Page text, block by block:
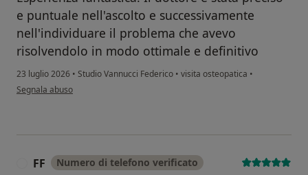
e puntuale nell'ascolto e successivamente
nell'individuare il problema che avevo
risolvendolo in modo ottimale e definitivo
23 luglio 2026 • Studio Vannucci Federico • visita osteopatica •
secondo l'opinione dell'utente Alfonso
Segnala abuso
FF Numero di telefono verificato